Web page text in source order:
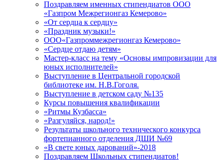
Поздравляем именных стипендиатов ООО
«Газпром Межрегионгаз Кемерово»
«От сердца к сердцу»
«Праздник музыки!»
ООО«Газпроммежрегионгаз Кемерово»
«Сердце отдаю детям»
Мастер-класс на тему «Основы импровизации для
юных исполнителей»
Выступление в Центральной городской
библиотеке им. Н.В.Гоголя.
Выступление в детском саду №135
Курсы повышения квалификации
«Ритмы Кузбасса»
«Разгуляйся, народ!»
Результаты школьного технического конкурса
фортепианного отделения ДШИ №69
«В свете юных дарований»-2018
Поздравляем Школьных стипендиатов!